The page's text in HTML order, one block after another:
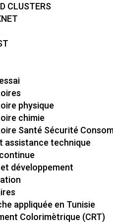
CLUSTERS
physique
chimie
Santé Sécurité
assistance technique
développement
appliquée en Tunisie
Colorimètrique (CRT)